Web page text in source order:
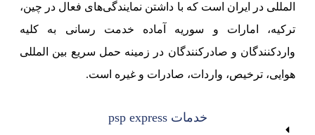
المللی در ایران است که با داشتن نمایندگی‌های فعال در چین،
ترکیه، امارات و سوریه آماده خدمت رسانی به کلیه
واردکنندگان و صادرکنندگان در زمینه حمل سریع بین المللی
هوایی، ترخیص، واردات، صادرات و غیره است.
خدمات psp express